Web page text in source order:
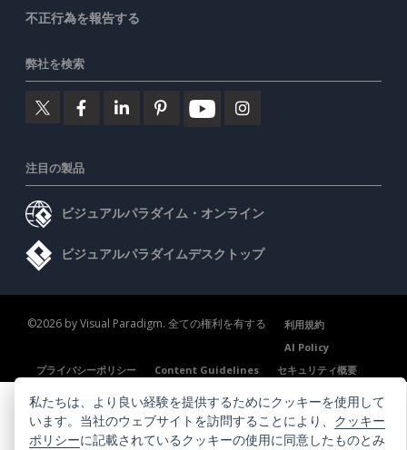
不正行為を報告する
弊社を検索
注目の製品
ビジュアルパラダイム・オンライン
ビジュアルパラダイムデスクトップ
©2026 by Visual Paradigm. 全ての権利を有する
利用規約
AI Policy
プライバシーポリシー
Content Guidelines セキュリティ概要
私たちは、より良い経験を提供するためにクッキーを使用して
います。当社のウェブサイトを訪問することにより、 クッキー
ポリシーに記載されているクッキーの使用に同意したものとみ